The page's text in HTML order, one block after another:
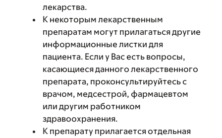
лекарства.
К некоторым лекарственным
препаратам могут прилагаться другие
информационные листки для
пациента. Если у Вас есть вопросы,
касающиеся данного лекарственного
препарата, проконсультируйтесь с
врачом, медсестрой, фармацевтом
или другим работником
здравоохранения.
К препарату прилагается отдельная